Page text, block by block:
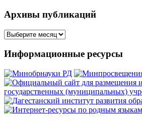
Архивы публикаций
Архивы
Информационные ресурсы